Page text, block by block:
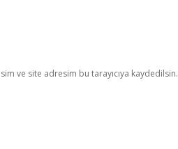
ve site adresim bu tarayıcıya kaydedilsin.